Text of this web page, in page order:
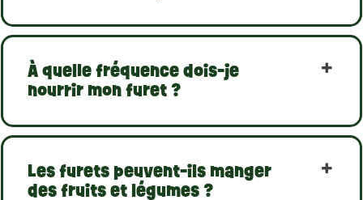
À quelle fréquence dois-je
nourrir mon furet ?
Les furets peuvent-ils manger
des fruits et légumes ?